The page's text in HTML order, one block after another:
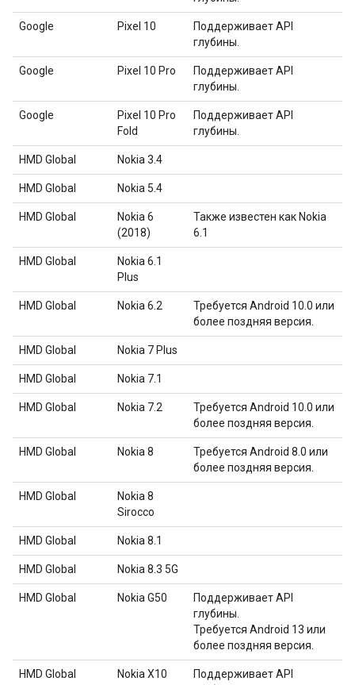
Google Pixel 10
Поддерживает API
глубины.
Google Pixel 10 Pro
Поддерживает API
глубины.
Google
Pixel 10 Pro
Fold
Поддерживает API
глубины.
HMD Global Nokia 3.4
HMD Global Nokia 5.4
HMD Global
Nokia 6
(2018)
Также известен как Nokia
6.1
HMD Global
Nokia 6.1
Plus
HMD Global Nokia 6.2
Требуется Android 10.0 или
более поздняя версия.
HMD Global Nokia 7 Plus
HMD Global Nokia 7.1
HMD Global Nokia 7.2
Требуется Android 10.0 или
более поздняя версия.
HMD Global Nokia 8
Требуется Android 8.0 или
более поздняя версия.
HMD Global
Nokia 8
Sirocco
HMD Global Nokia 8.1
HMD Global Nokia 8.3 5G
HMD Global Nokia G50
Поддерживает API
глубины.
Требуется Android 13 или
более поздняя версия.
HMD Global Nokia X10
Поддерживает API